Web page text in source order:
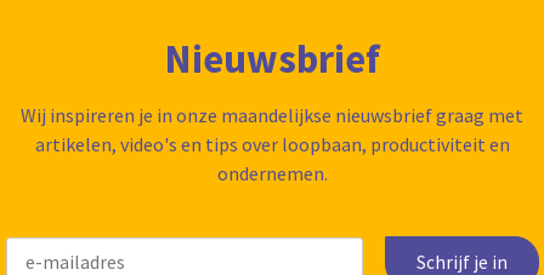
Nieuwsbrief
Wij inspireren je in onze maandelijkse nieuwsbrief graag met
artikelen, video's en tips over loopbaan, productiviteit en
ondernemen.
Schrijf je in